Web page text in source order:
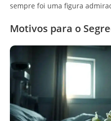
sempre foi uma figura
Motivos para o